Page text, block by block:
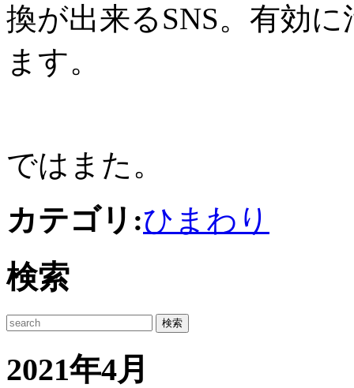
換が出来るSNS。有効
ます。
ではまた。
カテゴリ:ひまわり
検索
2021年4月